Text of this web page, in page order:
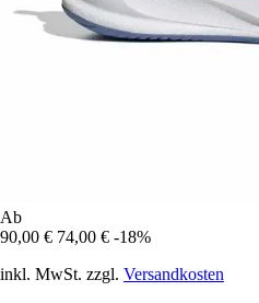
Ab
90,00 € 74,00 € -18%
inkl. MwSt. zzgl. Versandkosten